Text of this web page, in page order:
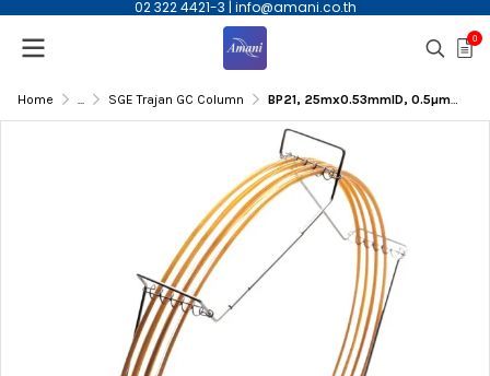
02 322 4421-3 | info@amani.co.th
0
Home ... SGE Trajan GC Column BP21, 25mx0.53mmID, 0.5µm(df) Capillary Column | 054474